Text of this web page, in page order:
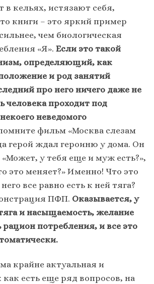
в кельях, истязают себя,
книги – это яркий пример
чем биологическая
«Я». Если это такой
определяющий, как
и род занятий
про него ничего даже не
человека проходит под
неведомого
фильм «Москва слезам
герой ждал героиню у дома. Он
у тебя еще и муж есть?»,
это меняет?» Именно! Что это
все равно есть к ней тяга?
ПФП. Оказывается, у
и насыщаемость, желание
рацион потребления, и все это
крайне актуальная и
как есть еще ряд вопросов, на